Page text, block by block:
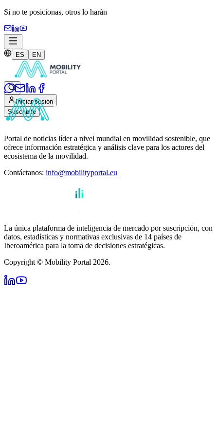
Si no te posicionas, otros lo harán
ES EN
Iniciar sesión
Suscribite
Portal de noticias líder a nivel mundial en movilidad sostenible, que
ofrece información estratégica y análisis clave para los actores del
ecosistema de la movilidad.
Contáctanos: info@mobilityportal.eu
La única plataforma de inteligencia de mercado por suscripción, con
datos, estadísticas y normativas exclusivas de 14 países de
Iberoamérica para la toma de decisiones estratégicas.
Copyright © Mobility Portal 2026.